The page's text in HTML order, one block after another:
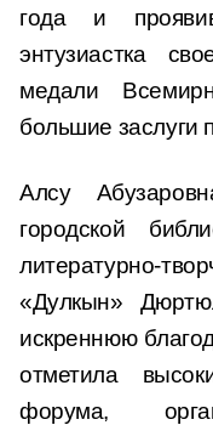
года и
энтузиастка
медали
большие заслуги
Алсу
городской
литературно-
«Дулкын»
искреннюю
отметила
форума,